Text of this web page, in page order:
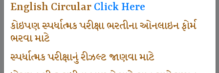
English CircularClick Here
કોઇપણ સ્પર્ધાત્મક પરીક્ષા ભરતીના ઓનલાઇન ફોર્મ
ભરવા માટે
સ્પર્ધાત્મક પરીક્ષાનું રીઝલ્ટ જાણવા માટે
665
Sarvottam Karkirdi Subscripton